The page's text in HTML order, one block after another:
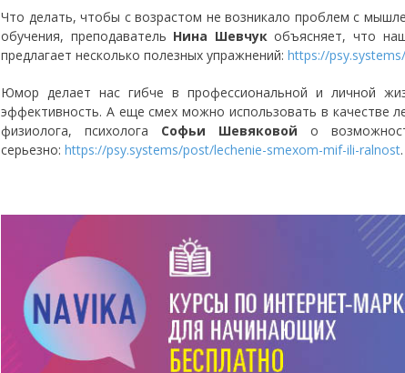
Что делать, чтобы с возрастом не возникало проблем с
обучения, преподаватель Нина Шевчукобъясняет, что
предлагает несколько полезных упражнений: https://
Юмор делает нас гибче в профессиональной и личной
эффективность. А еще смех можно использовать в качестве
физиолога, психолога Софьи Шевяковой о
серьезно: https://psy.systems/post/lechenie-smexom-mif-ili-ralnost.